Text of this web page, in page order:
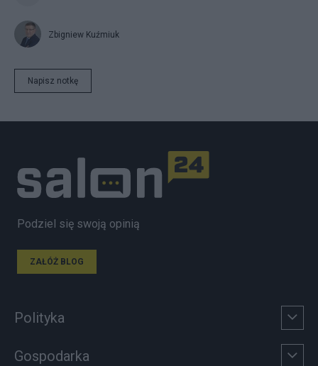
Zbigniew Kuźmiuk
Napisz notkę
Podziel się swoją opinią
ZAŁÓŻ BLOG
Polityka
Gospodarka